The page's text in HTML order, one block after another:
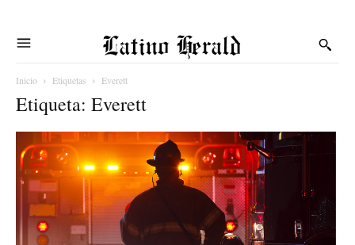
Latino Herald
Inicio Etiquetas Everett
Etiqueta: Everett